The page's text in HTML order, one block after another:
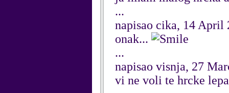
...
napisao cika, 14 April
onak...
...
napisao visnja, 27
vi ne voli te hrcke